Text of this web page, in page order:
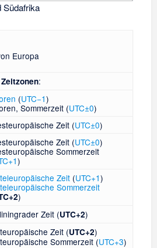
Südafrika
Europa
:
(UTC−1)
Sommerzeit (UTC±0)
Zeit (UTC±0)
Zeit (UTC±0)
Sommerzeit
)
Zeit(UTC+1)
Sommerzeit
)
Zeit (UTC+2)
Zeit (UTC+2)
Sommerzeit (UTC+3)